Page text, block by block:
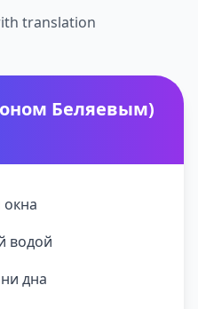
translation
Беляевым)
водой
дна